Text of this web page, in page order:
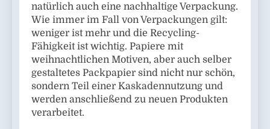
natürlich auch eine nachhaltige Verpackung.
Wie immer im Fall von Verpackungen gilt:
weniger ist mehr und die Recycling-
Fähigkeit ist wichtig. Papiere mit
weihnachtlichen Motiven, aber auch selber
gestaltetes Packpapier sind nicht nur schön,
sondern Teil einer Kaskadennutzung und
werden anschließend zu neuen Produkten
verarbeitet.